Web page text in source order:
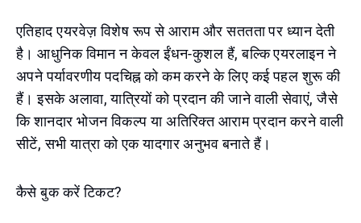
एतिहाद एयरवेज़ विशेष रूप से आराम और सततता पर ध्यान देती
है। आधुनिक विमान न केवल ईंधन-कुशल हैं, बल्कि एयरलाइन ने
अपने पर्यावरणीय पदचिह्न को कम करने के लिए कई पहल शुरू की
हैं। इसके अलावा, यात्रियों को प्रदान की जाने वाली सेवाएं, जैसे
कि शानदार भोजन विकल्प या अतिरिक्त आराम प्रदान करने वाली
सीटें, सभी यात्रा को एक यादगार अनुभव बनाते हैं।
कैसे बुक करें टिकट?